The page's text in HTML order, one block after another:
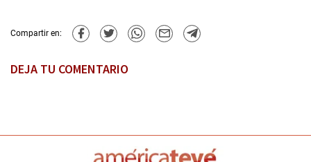
Compartir en:
DEJA TU COMENTARIO